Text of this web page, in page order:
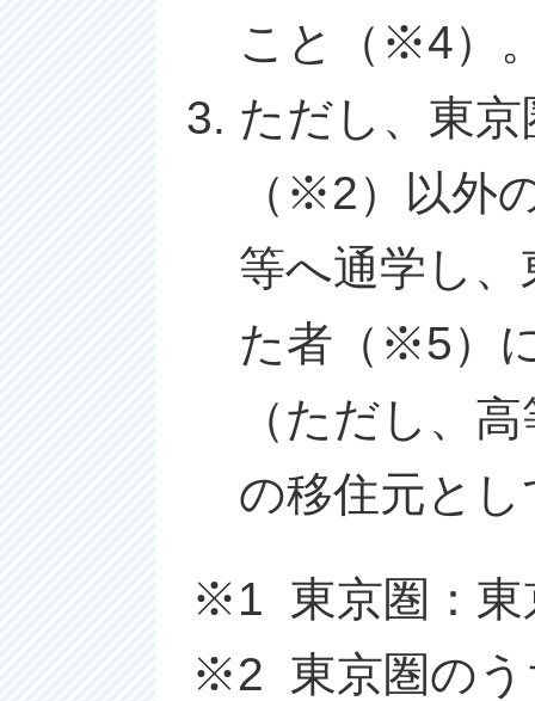
こと（※4）
ただし、東
（※2）以外
等へ通学し
た者（※5）
（ただし、
の移住元と
※1 東京圏：東
※2 東京圏のう